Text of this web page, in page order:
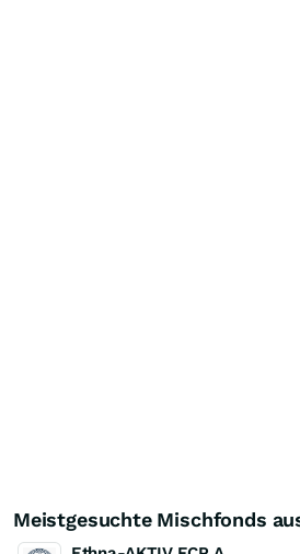
Meistgesuchte Mischfonds